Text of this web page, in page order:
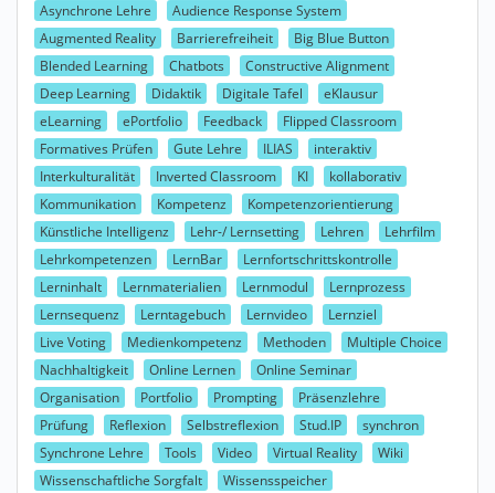
Asynchrone Lehre
Audience Response System
Augmented Reality
Barrierefreiheit
Big Blue Button
Blended Learning
Chatbots
Constructive Alignment
Deep Learning
Didaktik Digitale Tafel
eKlausur
eLearning
ePortfolio Feedback
Flipped Classroom
Formatives Prüfen
Gute Lehre ILIAS
interaktiv
Interkulturalität
Inverted Classroom KI
kollaborativ
Kommunikation
Kompetenz
Kompetenzorientierung
Künstliche Intelligenz
Lehr-/ Lernsetting Lehren
Lehrfilm
Lehrkompetenzen
LernBar
Lernfortschrittskontrolle
Lerninhalt
Lernmaterialien Lernmodul
Lernprozess
Lernsequenz
Lerntagebuch Lernvideo
Lernziel
Live Voting
Medienkompetenz Methoden
Multiple Choice
Nachhaltigkeit
Online Lernen
Online Seminar
Organisation
Portfolio Prompting
Präsenzlehre
Prüfung
Reflexion Selbstreflexion Stud.IP
synchron
Synchrone Lehre
Tools Video Virtual Reality
Wiki
Wissenschaftliche Sorgfalt
Wissensspeicher